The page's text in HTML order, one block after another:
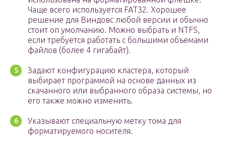
Чаще всего используется FAT32. Хорошее
решение для Виндовс любой версии и обычно
стоит оп умолчанию. Можно выбрать и NTFS,
если требуется работать с большими объемами
файлов (более 4 гигабайт).
Задают конфигурацию кластера, который
выбирает программой на основе данных из
скачанного или выбранного образа системы, но
его также можно изменить.
Указывают специальную метку тома для
форматируемого носителя.